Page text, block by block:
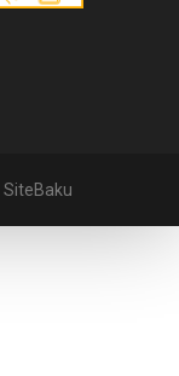
SiteBaku